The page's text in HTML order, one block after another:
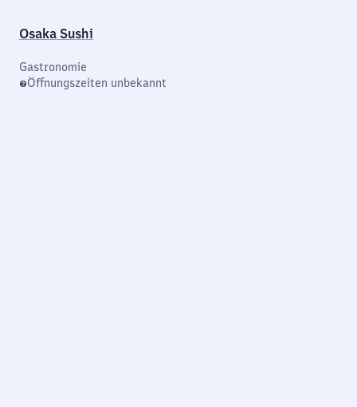
Osaka Sushi
Gastronomie
Öffnungszeiten unbekannt